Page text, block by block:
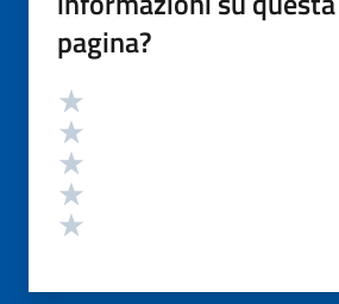
pagina?
Valutazione